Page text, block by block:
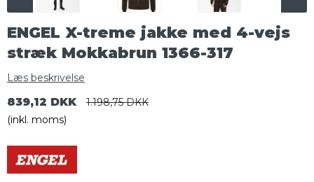
ENGEL X-treme jakke med 4-vejs
stræk Mokkabrun 1366-317
Læs beskrivelse
839,12 DKK
1.198,75 DKK
(inkl. moms)